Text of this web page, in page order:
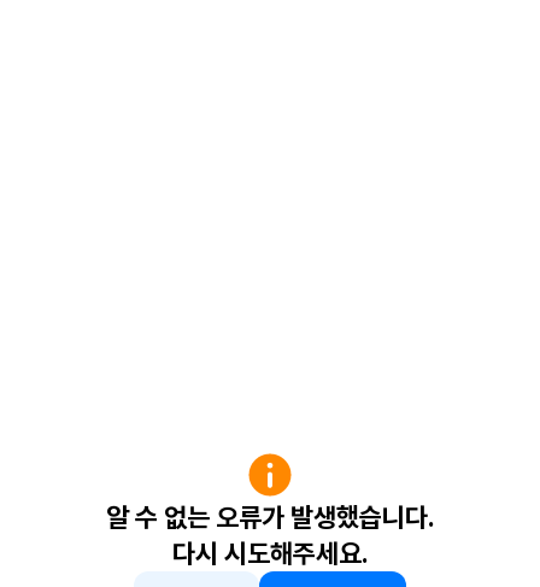
알 수 없는 오류가 발생했습니다.
다시 시도해주세요.